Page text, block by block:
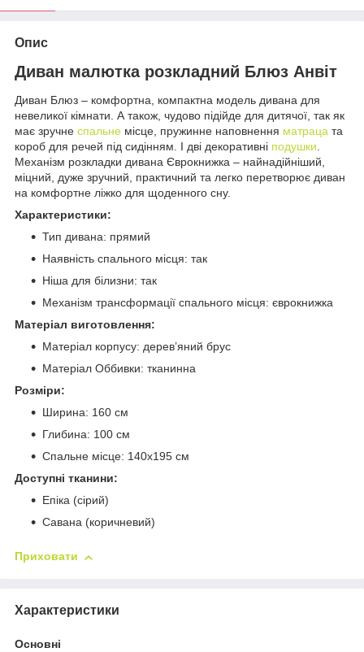
Опис
Диван малютка розкладний Блюз Анвіт
Диван Блюз – комфортна, компактна модель дивана для
невеликої кімнати. А також, чудово підійде для дитячої, так як
має зручне спальне місце, пружинне наповнення матраца та
короб для речей під сидінням. І дві декоративні подушки.
Механізм розкладки дивана Єврокнижка – найнадійніший,
міцний, дуже зручний, практичний та легко перетворює диван
на комфортне ліжко для щоденного сну.
Характеристики:
Тип дивана: прямий
Наявність спального місця: так
Ніша для білизни: так
Механізм трансформації спального місця: єврокнижка
Матеріал виготовлення:
Матеріал корпусу: дерев’яний брус
Матеріал Оббивки: тканинна
Розміри:
Ширина: 160 см
Глибина: 100 см
Спальне місце: 140x195 см
Доступні тканини:
Епіка (сірий)
Савана (коричневий)
Приховати
Характеристики
Основні